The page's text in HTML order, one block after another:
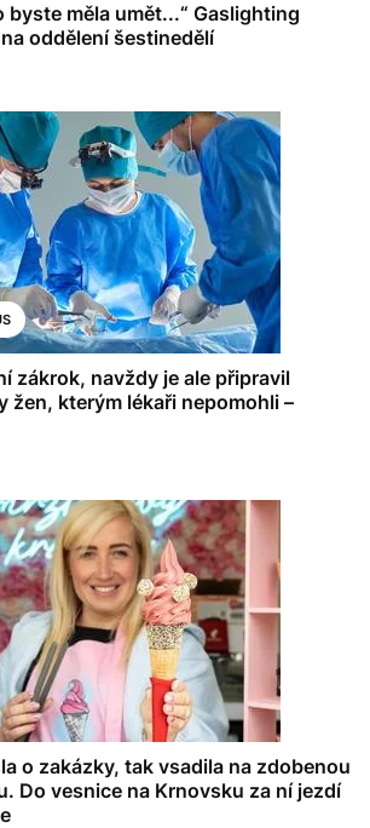
byste měla umět...“ Gaslighting
oddělení šestinedělí
zákrok, navždy je ale připravil
žen, kterým lékaři nepomohli –
o zakázky, tak vsadila na zdobenou
Do vesnice na Krnovsku za ní jezdí